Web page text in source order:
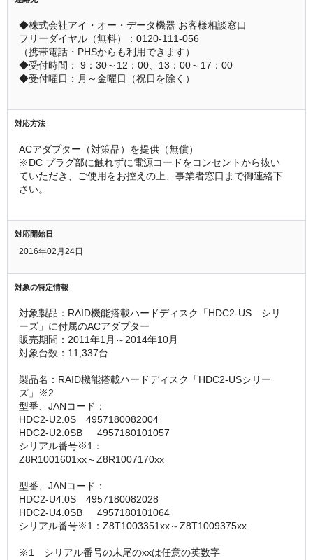
◆株式会社アイ・オー・データ機器 お客様相談窓口
フリーダイヤル（無料）：0120-111-056
（携帯電話・PHSからも利用できます）
◆受付時間： 9：30～12：00、13：00～17：00
◆受付曜日：月～金曜日（祝日を除く）
対応方法
ACアダプター（対策品）を提供（無償）
※DC プラグ部に触れずに電源コードをコンセントから抜い
ていただき、ご使用をお控えの上、事業者窓口まで御連絡下
さい。
対応開始日
2016年02月24日
対象の特定情報
対象製品：RAID機能搭載ハードディスク「HDC2-US　シリ
ーズ」に付属のACアダプター
販売期間：2011年1月～2014年10月
対象台数：11,337台
製品名：RAID機能搭載ハードディスク「HDC2-USシリー
ズ」※2
型番、JANコード：
HDC2-U2.0S 	4957180082004
HDC2-U2.0SB 	4957180101057
シリアル番号※1：
Z8R1001601xx～Z8R1007170xx
型番、JANコード：
HDC2-U4.0S 	4957180082028
HDC2-U4.0SB 	4957180101064
シリアル番号※1：Z8T1003351xx～Z8T1009375xx
※1　シリアル番号の末尾のxxは任意の英数字